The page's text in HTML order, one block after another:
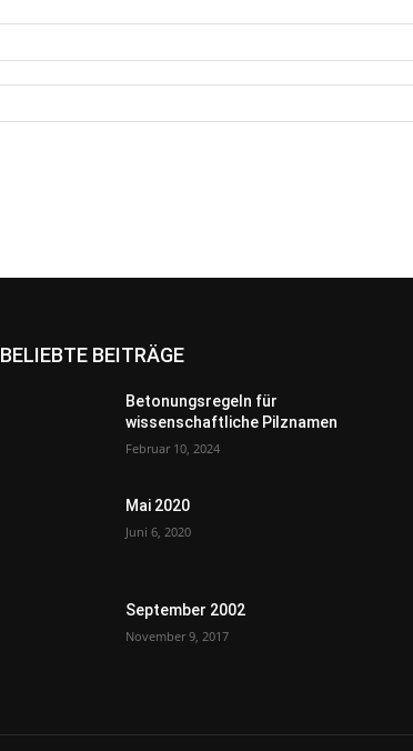
BELIEBTE BEITRÄGE
Betonungsregeln für
wissenschaftliche Pilznamen
Februar 10, 2024
Mai 2020
Juni 6, 2020
September 2002
November 9, 2017